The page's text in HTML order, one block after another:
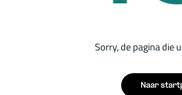
Sorry, de pagina die
Naar